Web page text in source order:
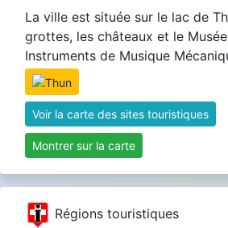
La ville est située sur le lac de
grottes, les châteaux et le
Instruments de Musique
Voir la carte des sites touristiques
Montrer sur la carte
Régions touristiques